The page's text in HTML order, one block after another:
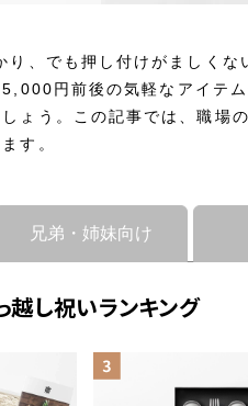
、でも押し付けがましくな
円前後の気軽なアイテ
ょう。この記事では、職場
す。
兄弟・姉妹向け
越し祝いランキング